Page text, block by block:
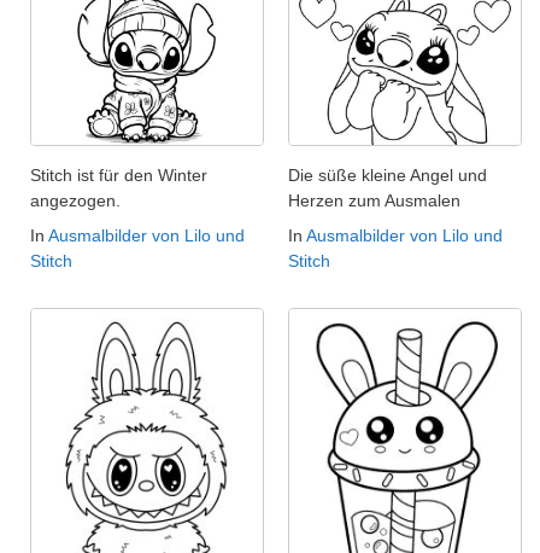
Stitch ist für den Winter
angezogen.
In Ausmalbilder von Lilo und
Stitch
Die süße kleine Angel und
Herzen zum Ausmalen
In Ausmalbilder von Lilo und
Stitch